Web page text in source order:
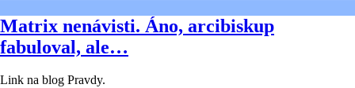
Matrix nenávisti. Áno, arcibiskup
fabuloval, ale…
Link na blog Pravdy.